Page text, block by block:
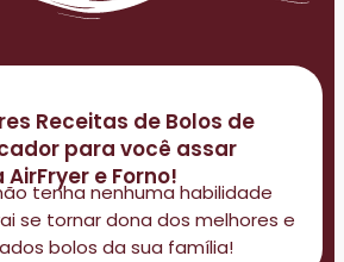
Receitas de Bolos de
para você assar
AirFryer e Forno!
tenha nenhuma habilidade
se tornar dona dos melhores e
bolos da sua família!